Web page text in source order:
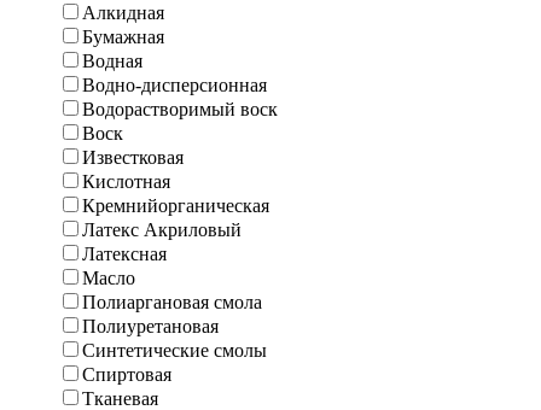
Алкидная
Бумажная
Водная
Водно-дисперсионная
Водорастворимый воск
Воск
Известковая
Кислотная
Кремнийорганическая
Латекс Акриловый
Латексная
Масло
Полиаргановая смола
Полиуретановая
Синтетические смолы
Спиртовая
Тканевая